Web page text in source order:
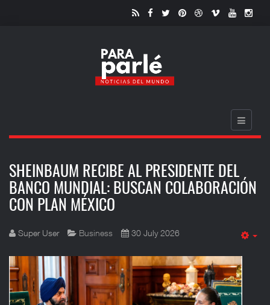
SHEINBAUM RECIBE AL PRESIDENTE DEL
BANCO MUNDIAL: BUSCAN COLABORACIÓN
CON PLAN MÉXICO
Super User Business 30 July 2026